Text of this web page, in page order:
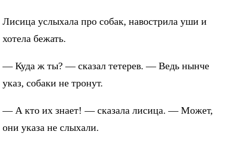
Лисица услыхала про собак, навострила уши и
хотела бежать.
— Куда ж ты? — сказал тетерев. — Ведь нынче
указ, собаки не тронут.
— А кто их знает! — сказала лисица. — Может,
они указа не слыхали.